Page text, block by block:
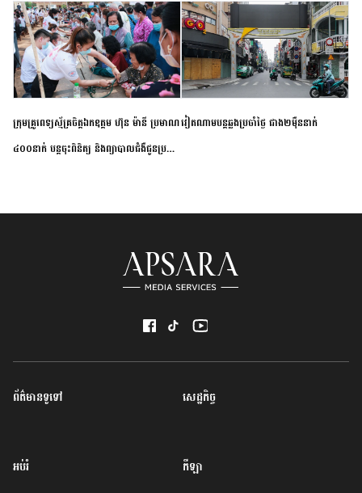
កម្រិតបឋម ដល់ឧត្តម
សិក្សានាពេលខាងមុខ
ខាងមុខនឹងបញ្ជូនសញ្ញា
នៃភាពស្អិតរមួត និង
ការប្តេជ្ញាចិត្ត
អភិវឌ្ឍន៍នុយក្លេអ៊ែរ
ខេត្តកំពង់ចាម ចុះពិនិត្យ
ពិគ្រោះជំងឺទូទៅ និងផ្តល់
ថ្នាំពេទ្យជូនប្រជាពលរដ្ឋ
រស់នៅសង្កាត់បឹងកុក
ក្រុមគ្រូពេទ្យស្ម័គ្រចិត្តឯកឧត្តម ហ៊ុន ម៉ានី ប្រមាណ
៤០០នាក់ បន្តចុះពិនិត្យ និងព្យាបាលជំងឺជូនប្រជា
វៀតណាម​បន្ត​ឆ្លង​ប្រចាំថ្ងៃ​ ​ជាង​២​ម៉ឺន​នាក់​
ព័ត៌មានទូទៅ សេដ្ឋកិច្ច
អប់រំ កីឡា